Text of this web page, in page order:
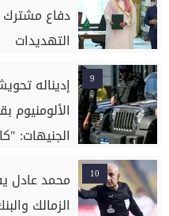
دفاع مشترك
التهديدات
9
إديناله
الألومنيوم
الجنيهات:
10
محمد عادل
الزمالك